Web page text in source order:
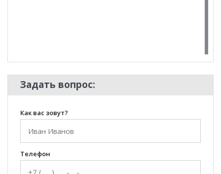
Задать вопрос:
Как вас зовут?
Телефон